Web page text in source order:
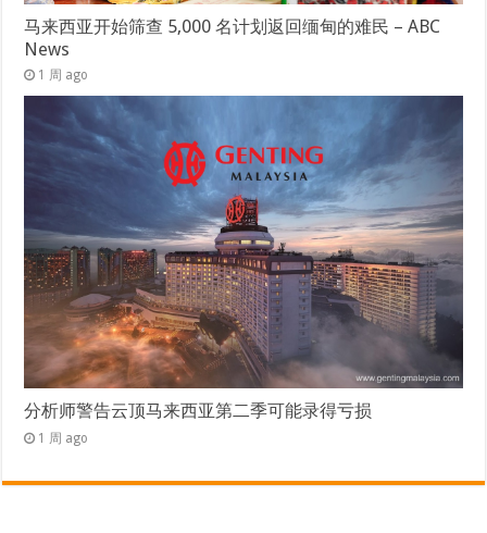
马来西亚开始筛查 5,000 名计划返回缅甸的难民 – ABC
News
1 周 ago
分析师警告云顶马来西亚第二季可能录得亏损
1 周 ago